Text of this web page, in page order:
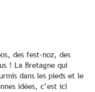
favoris
des fest-noz, des
! La Bretagne qui
dans les pieds et le
idées, c’est ici